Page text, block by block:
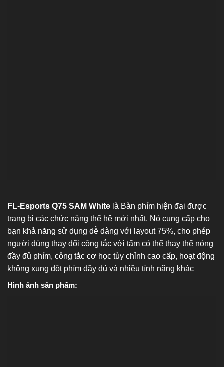
FL-Esports Q75 SAM White là Bàn phím hiện đại được
trang bị các chức năng thế hệ mới nhất. Nó cung cấp cho
bạn khả năng sử dụng dễ dàng với layout 75%, cho phép
người dùng thay đổi công tắc với tấm có thể thay thế nóng
đầy đủ phím, công tắc cơ học tùy chỉnh cao cấp, hoạt động
không xung đột phím đầy đủ và nhiều tính năng khác
Hình ảnh sản phẩm: